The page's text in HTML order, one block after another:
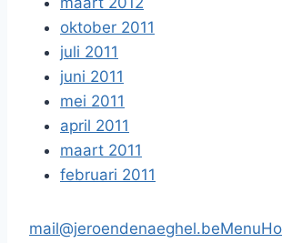
oktober 2011
juli 2011
juni 2011
mei 2011
april 2011
maart 2011
februari 2011
mail@jeroendenaeghel.beMenu